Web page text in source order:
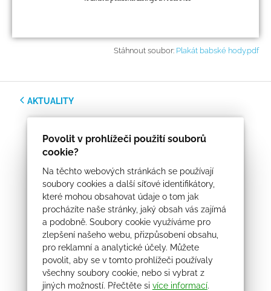
Povolit v prohlížeči použití souborů
cookie?
Na těchto webových stránkách se používají
soubory cookies a další síťové identifikátory,
které mohou obsahovat údaje o tom jak
procházíte naše stránky, jaký obsah vás zajímá
a podobně. Soubory cookie využíváme pro
zlepšení našeho webu, přizpůsobení obsahu,
pro reklamní a analytické účely. Můžete
povolit, aby se v tomto prohlížeči používaly
všechny soubory cookie, nebo si vybrat z
jiných možností. Přečtěte si více informací.
Stáhnout soubor: Plakát babské hody.pdf
AKTUALITY